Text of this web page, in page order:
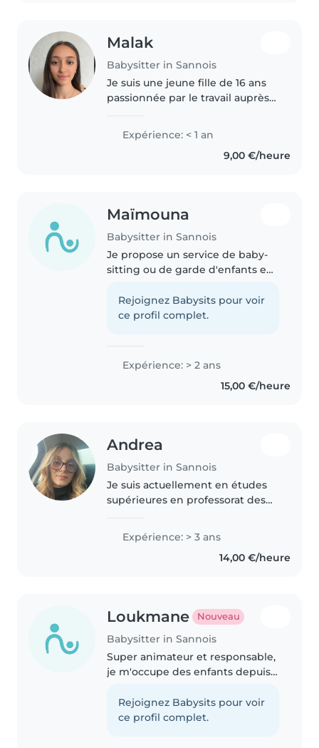
Malak
Babysitter in Sannois
Je suis une jeune fille de 16 ans
passionnée par le travail auprès
pas encore d'expérience
professionnelle en tant que
Expérience: < 1 an
9,00 €/heure
Maïmouna
Babysitter in Sannois
Je propose un service de baby-
sitting ou de garde d'enfants en
sommes deux personnes
sérieuses, responsables,
Rejoignez Babysits pour voir
ce profil complet.
Expérience: > 2 ans
15,00 €/heure
Andrea
Babysitter in Sannois
Je suis actuellement en études
supérieures en professorat des
expériences tel qu' un an au sein
d'une micro crèche. Et un an en
Expérience: > 3 ans
14,00 €/heure
Loukmane Nouveau
Babysitter in Sannois
Super animateur et responsable,
je m'occupe des enfants depuis
lecture et jeux à merveille ! À
l'aise en cuisine et tâches
Rejoignez Babysits pour voir
ce profil complet.